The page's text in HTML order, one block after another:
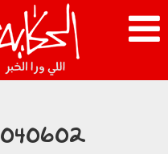
040602.jpg